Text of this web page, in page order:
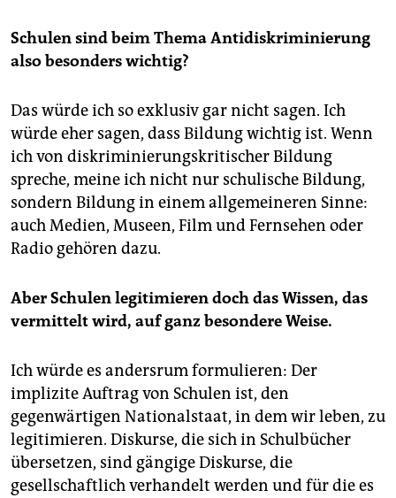
Schulen sind beim Thema Antidiskriminierung
also besonders wichtig?
Das würde ich so exklusiv gar nicht sagen. Ich
würde eher sagen, dass Bildung wichtig ist. Wenn
ich von diskriminierungskritischer Bildung
spreche, meine ich nicht nur schulische Bildung,
sondern Bildung in einem allgemeineren Sinne:
auch Medien, Museen, Film und Fernsehen oder
Radio gehören dazu.
Aber Schulen legitimieren doch das Wissen, das
vermittelt wird, auf ganz besondere Weise.
Ich würde es andersrum formulieren: Der
implizite Auftrag von Schulen ist, den
gegenwärtigen Nationalstaat, in dem wir leben, zu
legitimieren. Diskurse, die sich in Schulbücher
übersetzen, sind gängige Diskurse, die
gesellschaftlich verhandelt werden und für die es